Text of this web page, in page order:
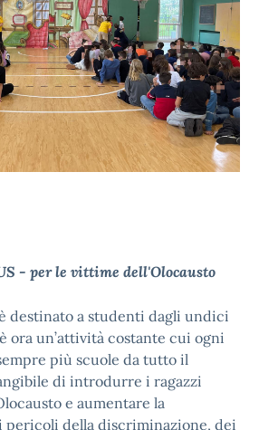
- per le vittime dell'Olocausto
destinato a studenti dagli undici
ora un’attività costante cui ogni
più scuole da tutto il
di introdurre i ragazzi
e aumentare la
pericoli della discriminazione, dei